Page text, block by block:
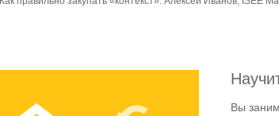
Вы